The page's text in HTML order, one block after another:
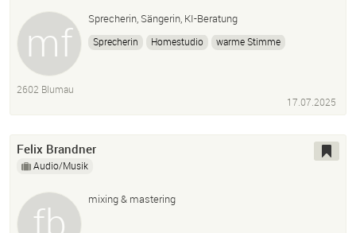
Sprecherin, Sängerin, KI-Beratung
Sprecherin Homestudio
warme Stimme
2602 Blumau
17.07.2025
Felix Brandner
Audio/Musik
mixing & mastering